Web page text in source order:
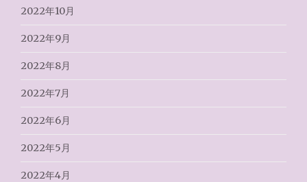
2022年10月
2022年9月
2022年8月
2022年7月
2022年6月
2022年5月
2022年4月